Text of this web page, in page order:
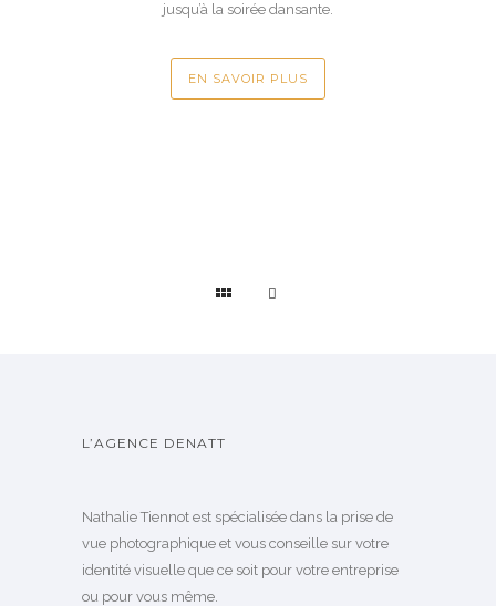
jusqu’à la soirée dansante.
EN SAVOIR PLUS
L’AGENCE DENATT
Nathalie Tiennot est spécialisée dans la prise de
vue photographique et vous conseille sur votre
identité visuelle que ce soit pour votre entreprise
ou pour vous même.